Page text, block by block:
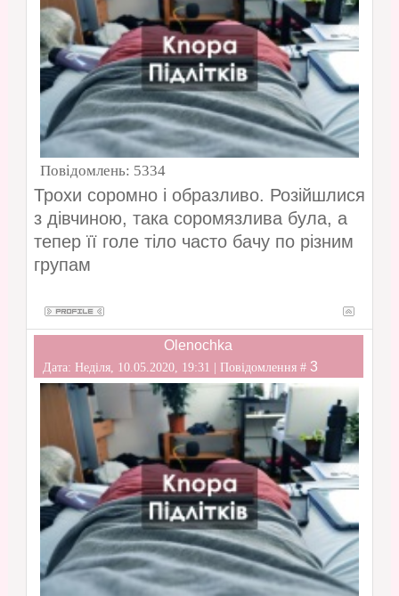
Повідомлень: 5334
Трохи соромно і образливо. Розійшлися
з дівчиною, така соромязлива була, а
тепер її голе тіло часто бачу по різним
групам
Olenochka
Дата: Неділя, 10.05.2020, 19:31 | Повідомлення # 3